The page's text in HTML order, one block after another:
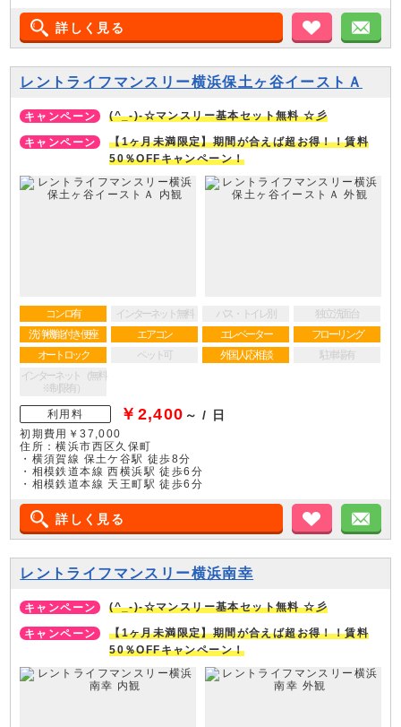
詳しく見る お気に入
レントライフマンスリー横浜保土ヶ谷イーストＡ
(^_-)-☆マンスリー基本セット無料 ☆彡
【1ヶ月未満限定】期間が合えば超お得！！賃料
50％OFFキャンペーン！
コンロ有 インターネット無料 バス・トイレ別
独立洗面台
洗浄機能付き便座
エアコン エレベーター
フローリング
オートロック
ペット可 外国人応相談
駐車場有
インターネット（無料
※制限有）
利用料 ￥2,400 ～ / 日
初期費用￥37,000
住所：横浜市西区久保町
・横須賀線 保土ケ谷駅 徒歩8分
・相模鉄道本線 西横浜駅 徒歩6分
・相模鉄道本線 天王町駅 徒歩6分
詳しく見る お気に入
レントライフマンスリー横浜南幸
(^_-)-☆マンスリー基本セット無料 ☆彡
【1ヶ月未満限定】期間が合えば超お得！！賃料
50％OFFキャンペーン！